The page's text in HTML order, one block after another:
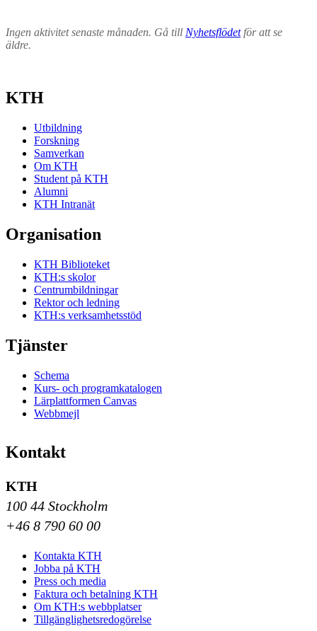
Ingen aktivitet senaste månaden. Gå till Nyhetsflödetför att se
äldre.
KTH
Utbildning
Forskning
Samverkan
Om KTH
Student på KTH
Alumni
KTH Intranät
Organisation
KTH Biblioteket
KTH:s skolor
Centrumbildningar
Rektor och ledning
KTH:s verksamhetsstöd
Tjänster
Schema
Kurs- och programkatalogen
Lärplattformen Canvas
Webbmejl
Kontakt
KTH
100 44 Stockholm
+46 8 790 60 00
Kontakta KTH
Jobba på KTH
Press och media
Faktura och betalning KTH
Om KTH:s webbplatser
Tillgänglighetsredogörelse